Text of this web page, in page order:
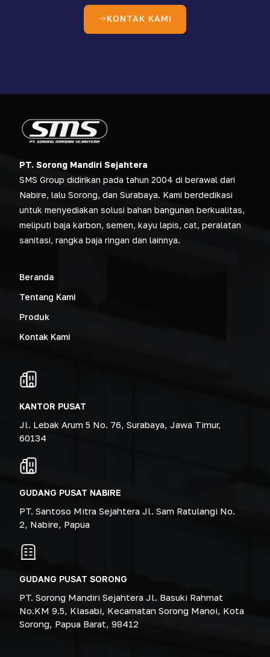
KONTAK KAMI
PT. Sorong Mandiri Sejahtera
SMS Group didirikan pada tahun 2004 di berawal dari
Nabire, lalu Sorong, dan Surabaya. Kami berdedikasi
untuk menyediakan solusi bahan bangunan berkualitas,
meliputi baja karbon, semen, kayu lapis, cat, peralatan
sanitasi, rangka baja ringan dan lainnya.
Beranda
Tentang Kami
Produk
Kontak Kami
KANTOR PUSAT
Jl. Lebak Arum 5 No. 76, Surabaya, Jawa Timur,
60134
GUDANG PUSAT NABIRE
PT. Santoso Mitra Sejahtera Jl. Sam Ratulangi No.
2, Nabire, Papua
GUDANG PUSAT SORONG
PT. Sorong Mandiri Sejahtera Jl. Basuki Rahmat
No.KM 9.5, Klasabi, Kecamatan Sorong Manoi, Kota
Sorong, Papua Barat, 98412